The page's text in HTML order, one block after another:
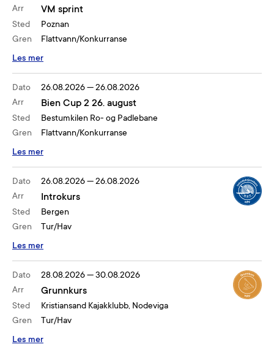
Arr
Sted
Gren
VM sprint
Poznan
Flattvann/Konkurranse
Les mer
Dato
Arr
Sted
Gren
26.08.2026—26.08.2026
Bien Cup 2 26. august
Bestumkilen Ro- og Padlebane
Flattvann/Konkurranse
Les mer
Dato
Arr
Sted
Gren
26.08.2026—26.08.2026
Introkurs
Bergen
Tur/Hav
Les mer
Dato
Arr
Sted
Gren
28.08.2026—30.08.2026
Grunnkurs
Kristiansand Kajakklubb, Nodeviga
Tur/Hav
Les mer